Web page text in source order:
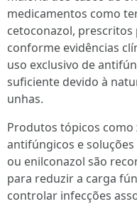
medicamentos como
cetoconazol,
conforme evidências
uso exclusivo de
suficiente devido à
unhas.
Produtos tópicos como
antifúngicos e
ou enilconazol são
para reduzir a carga
controlar infecções